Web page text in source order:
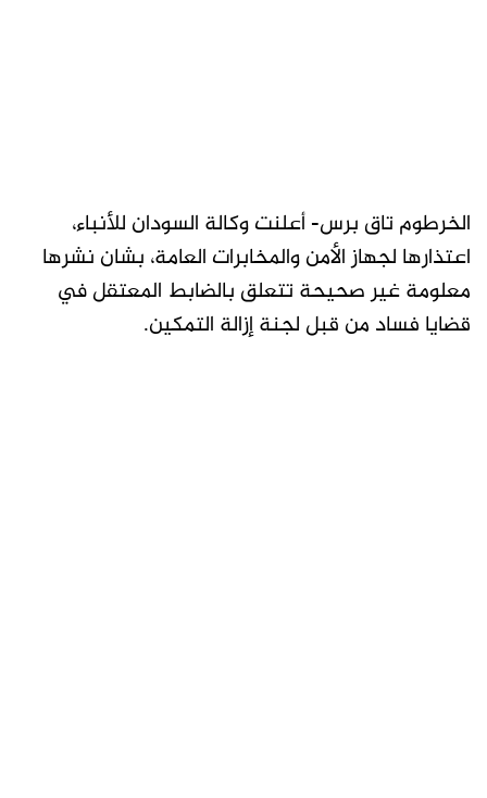
الخرطوم تاق برس- أعلنت وكالة السودان للأنباء،
اعتذارها لجهاز الأمن والمخابرات العامة، بشان نشرها
معلومة غير صحيحة تتعلق بالضابط المعتقل في
قضايا فساد من قبل لجنة إزالة التمكين.